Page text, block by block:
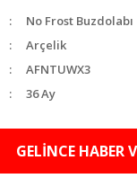
No Frost Buzdolabı
Arçelik
AFNTUWX3
36 Ay
GELİNCE HABER